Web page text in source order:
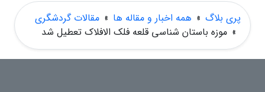
پری بلاگ » همه اخبار و مقاله ها » مقالات گردشگری
» موزه باستان شناسی قلعه فلک الافلاک تعطیل شد